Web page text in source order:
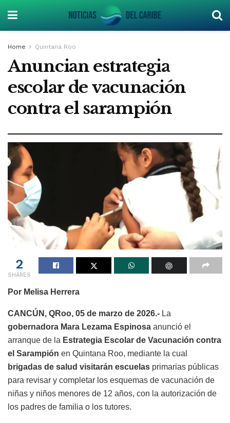
Home Quintana Roo
Anuncian estrategia
escolar de vacunación
contra el sarampión
2
SHARES
Por Melisa Herrera
CANCÚN, QRoo, 05 de marzo de 2026.- La
gobernadora Mara Lezama Espinosa anunció el
arranque de la Estrategia Escolar de Vacunación contra
el Sarampión en Quintana Roo, mediante la cual
brigadas de salud visitarán escuelas primarias públicas
para revisar y completar los esquemas de vacunación de
niñas y niños menores de 12 años, con la autorización de
los padres de familia o los tutores.